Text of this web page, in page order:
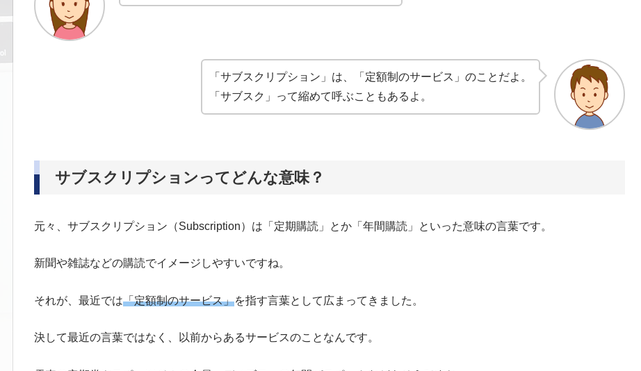
「サブスクリプション」は、「定額制のサービス」のことだよ。
「サブスク」って縮めて呼ぶこともあるよ。
サブスクリプションってどんな意味？
元々、サブスクリプション（Subscription）は「定期購読」とか「年間購読」といった意味の言葉です。
新聞や雑誌などの購読でイメージしやすいですね。
それが、最近では「定額制のサービス」を指す言葉として広まってきました。
決して最近の言葉ではなく、以前からあるサービスのことなんです。